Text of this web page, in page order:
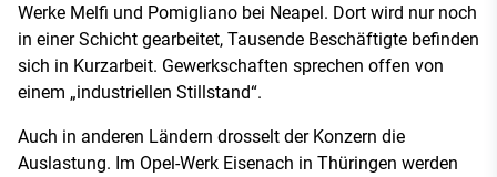
Werke Melfi und Pomigliano bei Neapel. Dort wird nur noch
in einer Schicht gearbeitet, Tausende Beschäftigte befinden
sich in Kurzarbeit. Gewerkschaften sprechen offen von
einem „industriellen Stillstand“.
Auch in anderen Ländern drosselt der Konzern die
Auslastung. Im Opel-Werk Eisenach in Thüringen werden